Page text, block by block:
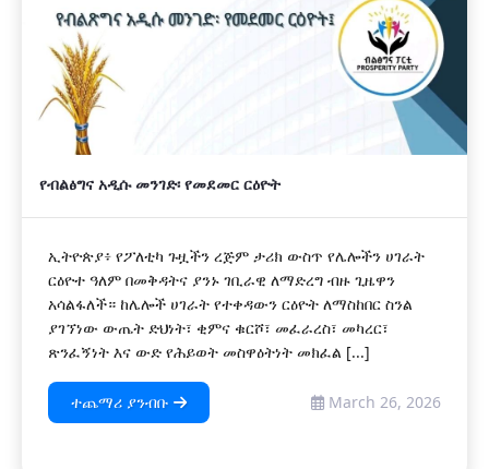
የብልፅግና አዲሱ መንገድ፡ የመደመር ርዕዮት
ኢትዮጵያ፥ የፖለቲካ ጉዟችን ረጅም ታሪክ ውስጥ የሌሎችን ሀገራት
ርዕዮተ ዓለም በመቅዳትና ያንኑ ገቢራዊ ለማድረግ ብዙ ጊዜዋን
አሳልፋለች። ከሌሎች ሀገራት የተቀዳውን ርዕዮት ለማስከበር ስንል
ያገኘነው ውጤት ድህነት፣ ቂምና ቁርሾ፣ መፈራረስ፣ መካረር፣
ጽንፈኝነት እና ውድ የሕይወት መስዋዕትነት መክፈል [...]
ተጨማሪ ያንብቡ March 26, 2026